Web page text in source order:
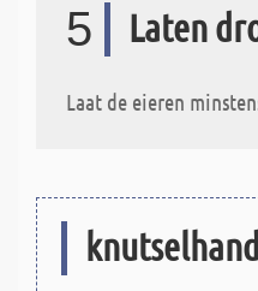
5 Laten
Laat de eieren